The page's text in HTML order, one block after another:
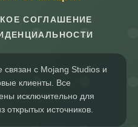
СОГЛАШЕНИЕ
связан с Mojang Studios и
клиенты. Все
исключительно для
открытых источников.